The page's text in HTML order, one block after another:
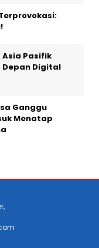
Pasifik
Depan Digital
Ganggu
Menatap